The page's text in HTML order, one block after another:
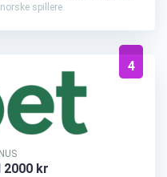
spillere.
4
2000 kr